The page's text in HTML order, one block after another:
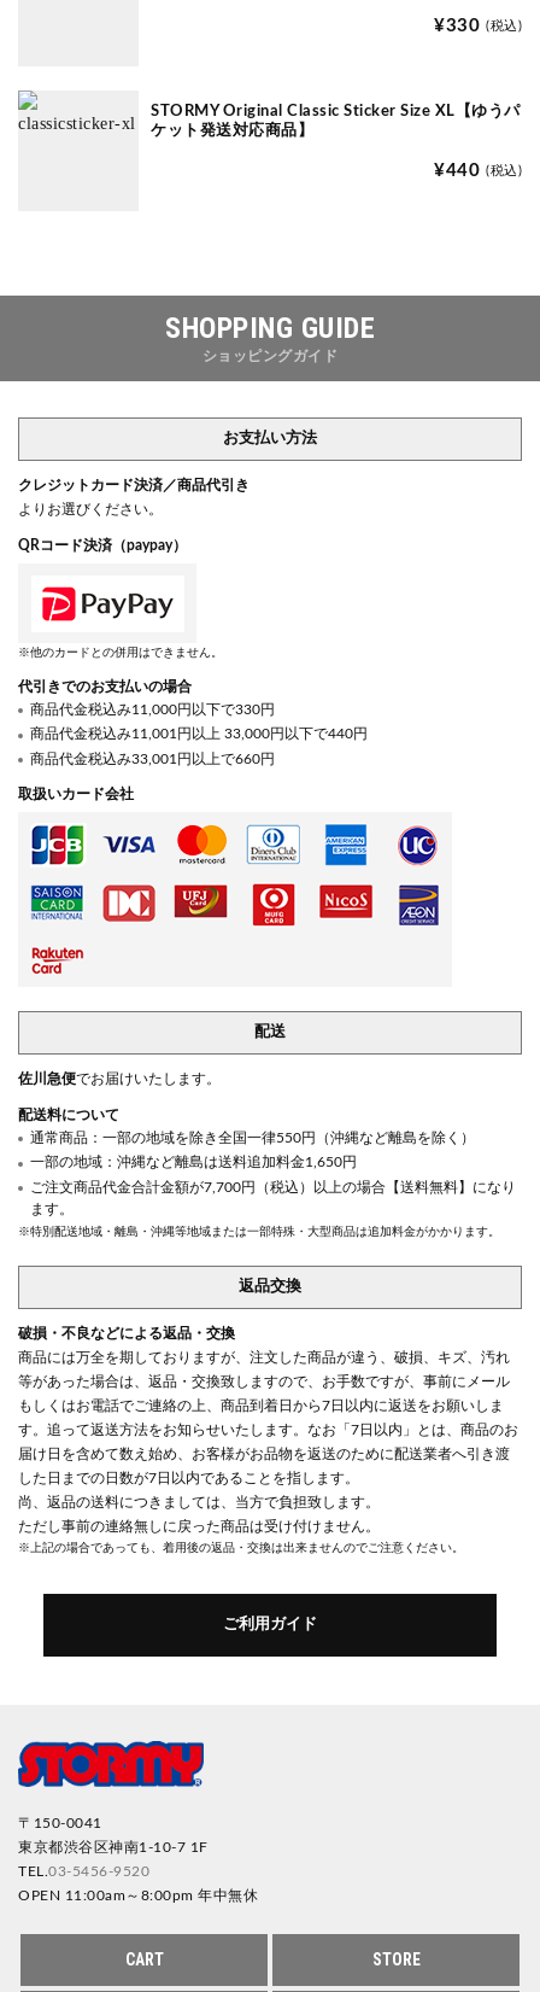
¥330 (税込)
STORMY Original Classic Sticker Size XL【ゆうパ
ケット発送対応商品】
¥440 (税込)
SHOPPING GUIDE
ショッピングガイド
お支払い方法
クレジットカード決済／商品代引き
よりお選びください。
QRコード決済（paypay）
※他のカードとの併用はできません。
代引きでのお支払いの場合
商品代金税込み11,000円以下で330円
商品代金税込み11,001円以上 33,000円以下で440円
商品代金税込み33,001円以上で660円
取扱いカード会社
配送
佐川急便でお届けいたします。
配送料について
通常商品：一部の地域を除き全国一律550円（沖縄など離島を除く）
一部の地域：沖縄など離島は送料追加料金1,650円
ご注文商品代金合計金額が7,700円（税込）以上の場合【送料無料】になり
ます。
※特別配送地域・離島・沖縄等地域または一部特殊・大型商品は追加料金がかかります。
返品交換
破損・不良などによる返品・交換
商品には万全を期しておりますが、注文した商品が違う、破損、キズ、汚れ
等があった場合は、返品・交換致しますので、お手数ですが、事前にメール
もしくはお電話でご連絡の上、商品到着日から7日以内に返送をお願いしま
す。追って返送方法をお知らせいたします。なお「7日以内」とは、商品のお
届け日を含めて数え始め、お客様がお品物を返送のために配送業者へ引き渡
した日までの日数が7日以内であることを指します。
尚、返品の送料につきましては、当方で負担致します。
ただし事前の連絡無しに戻った商品は受け付けません。
※上記の場合であっても、着用後の返品・交換は出来ませんのでご注意ください。
ご利用ガイド
〒150-0041
東京都渋谷区神南1-10-7 1F
TEL. 03-5456-9520
OPEN 11:00am～8:00pm 年中無休
CART STORE